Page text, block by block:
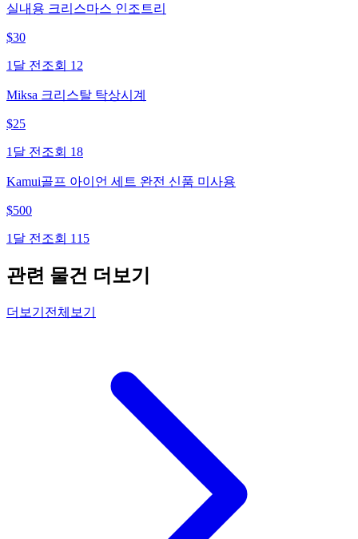
실내용 크리스마스 인조트리
$30
1달 전 조회 12
Miksa 크리스탈 탁상시계
$25
1달 전 조회 18
Kamui골프 아이언 세트 완전 신품 미사용
$500
1달 전 조회 115
관련 물건 더보기
더보기 전체보기